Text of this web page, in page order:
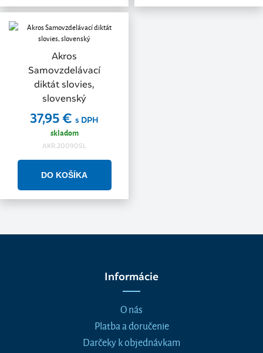
Akros
Samovzdelávací
diktát slovies,
slovenský
37,95 € s DPH
skladom
AKR.20090SL
Informácie
O nás
Platba a doručenie
Darčeky k objednávkam